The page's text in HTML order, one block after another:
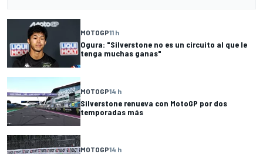
MOTOGP11 h
Ogura: "Silverstone no es un circuito al que le
tenga muchas ganas"
MOTOGP14 h
Silverstone renueva con MotoGP por dos
temporadas más
MOTOGP14 h